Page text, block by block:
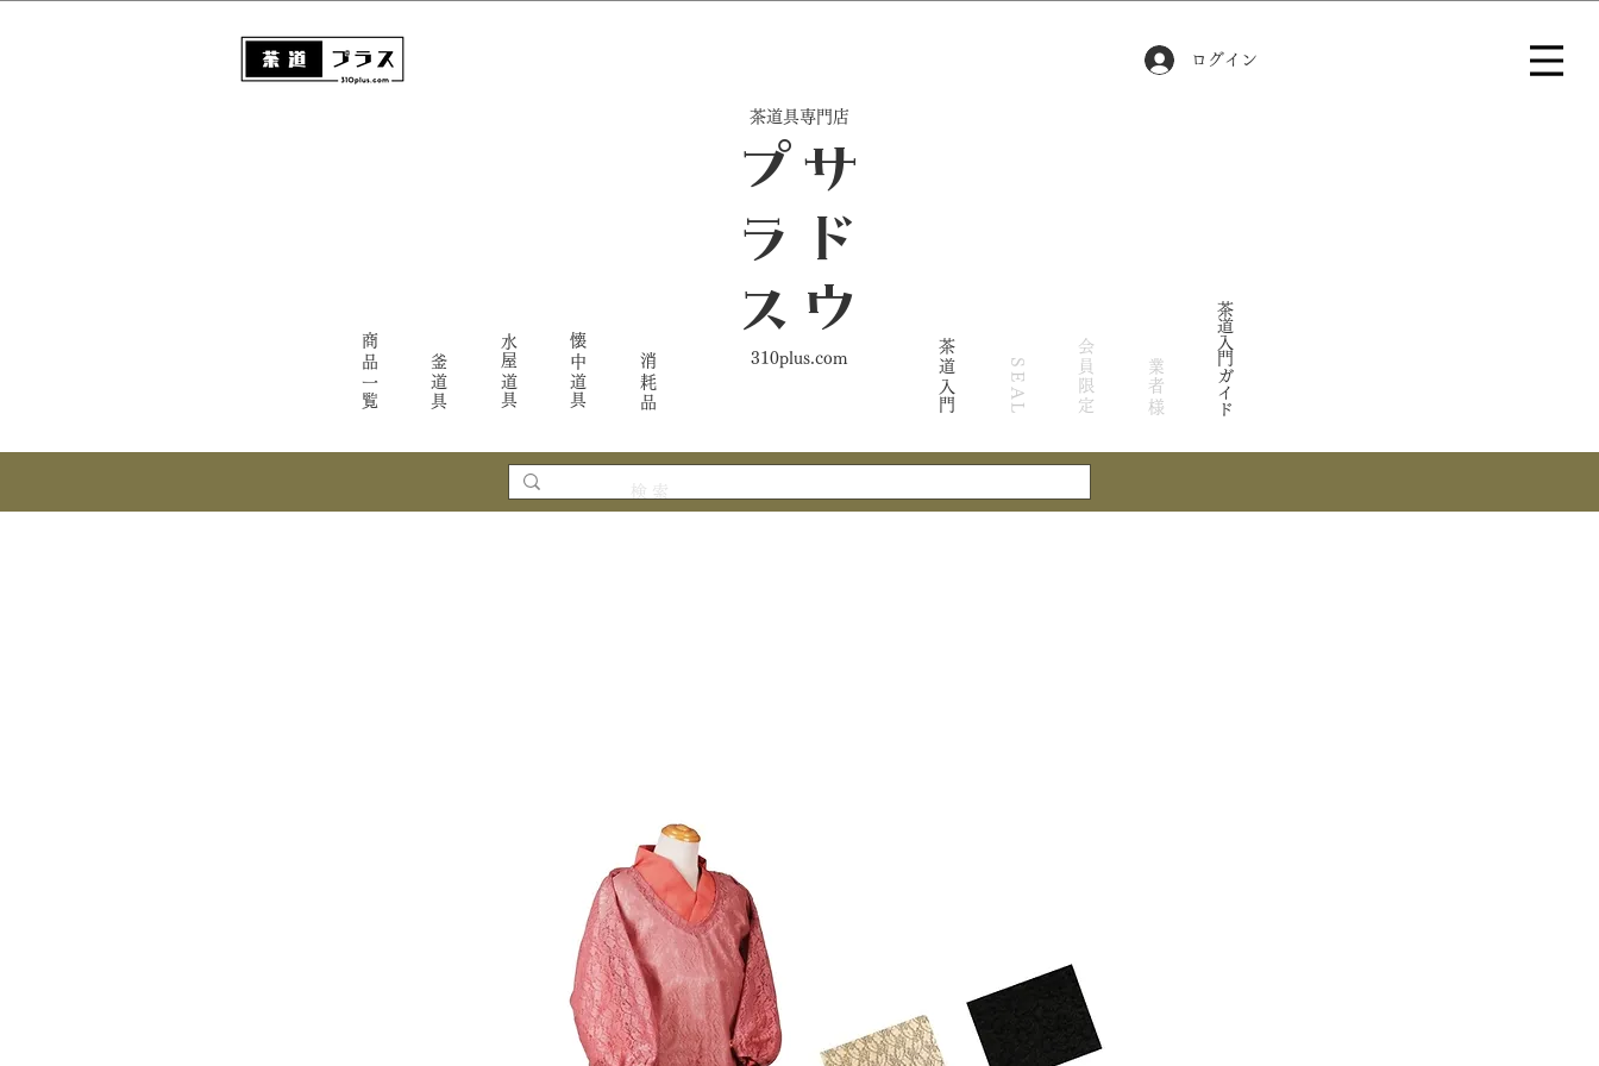
ログイン
​茶道具専門店
商品一覧 釜道具 水屋道具 懐中道具 消耗品
サ
ド
ウ
プ
ラ
ス
310plus.com 茶道入門 SEAL 会員限定 業者様 茶道入門ガイド